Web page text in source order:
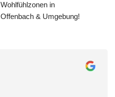
Wohlfühlzonen in
Offenbach & Umgebung!